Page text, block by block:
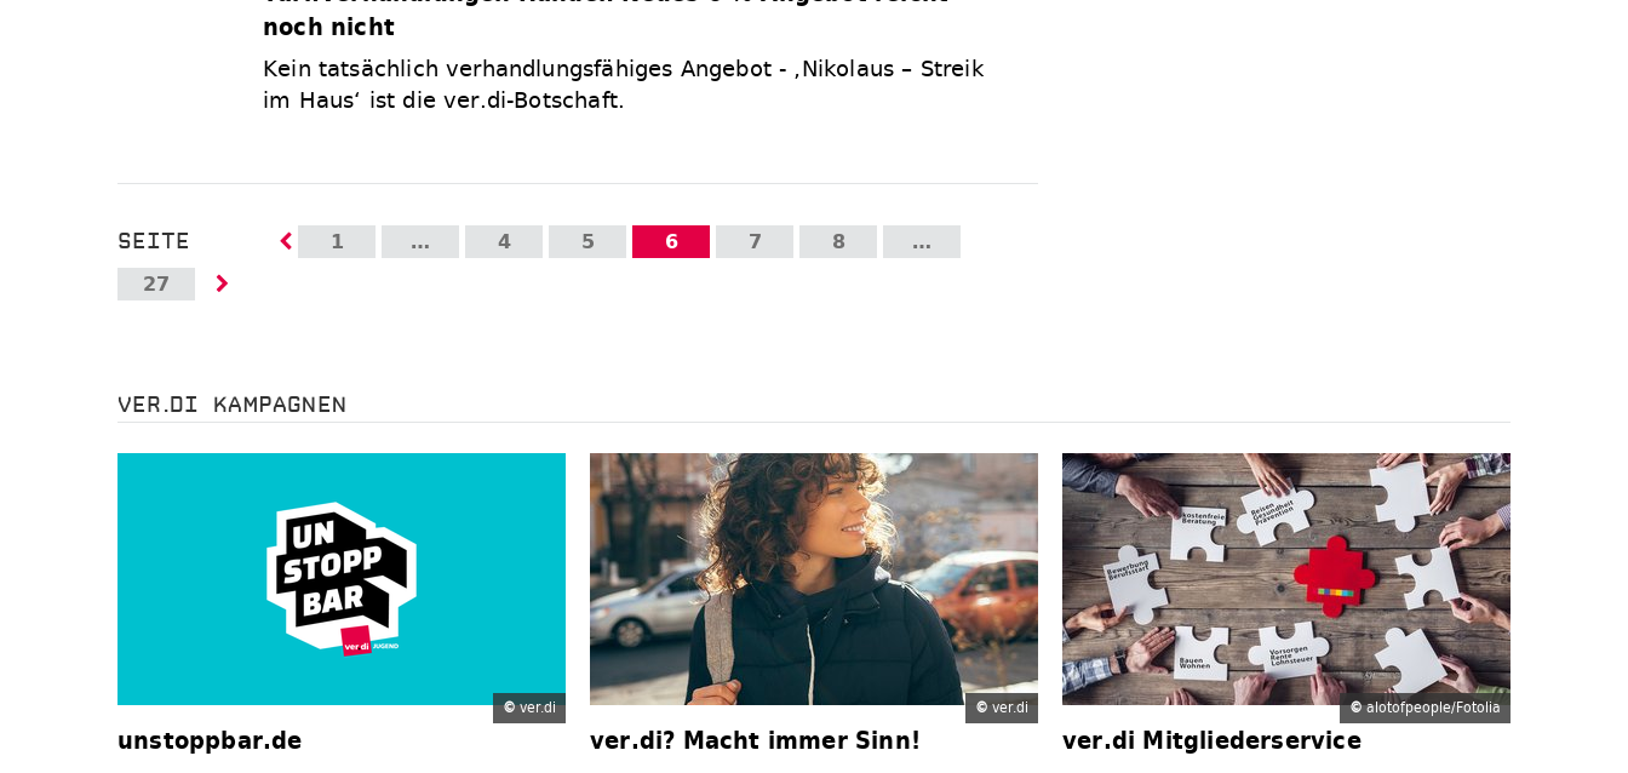
noch nicht
Kein tatsächlich verhandlungsfähiges Angebot - ‚Nikolaus – Streik
im Haus‘ ist die ver.di-Botschaft.
SEITE 1 … 4 5 6 7 8
…
27
VER.DI KAMPAGNEN
©ver.di
unstoppbar.de
© ver.di
ver.di? Macht immer Sinn!
©alotofpeople/Fotolia
ver.di Mitgliederservice